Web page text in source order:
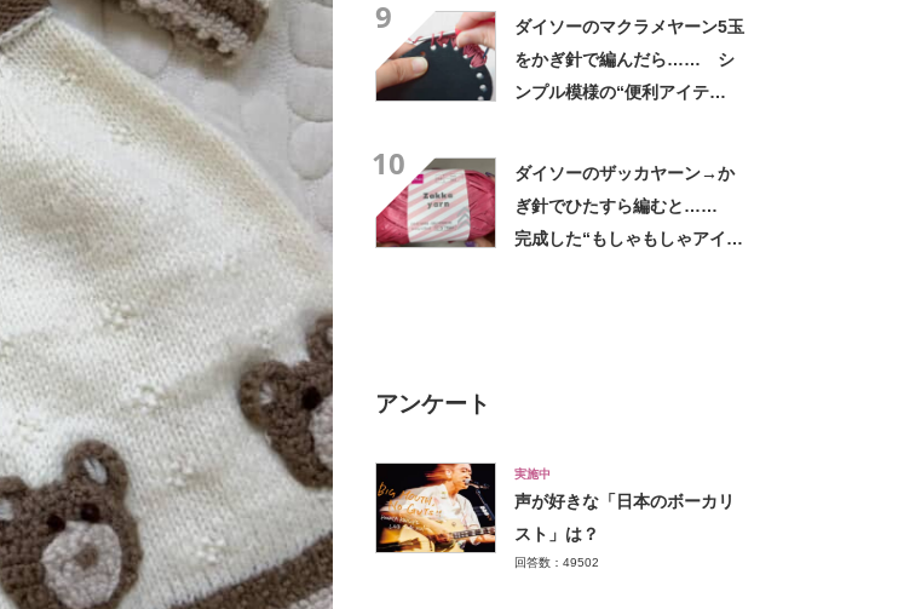
9
ダイソーのマクラメヤーン5玉
をかぎ針で編んだら…… シ
ンプル模様の“便利アイテ
10
ダイソーのザッカヤーン→か
ぎ針でひたすら編むと……
完成した“もしゃもしゃアイテ
アンケート
実施中
声が好きな「日本のボーカリ
スト」は？
回答数：49502